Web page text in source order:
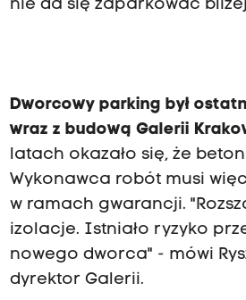
nie da się zaparkować
Dworcowy parking był
wraz z budową Galerii
latach okazało się, że
Wykonawca robót musi
w ramach gwarancji.
izolacje. Istniało ryzyko
nowego dworca" - mówi
dyrektor Galerii.